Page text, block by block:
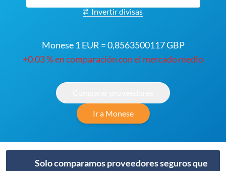
Invertir divisas
Monese 1 EUR = 0,8563500117 GBP
+0.03 % en comparación con el mercado medio
Ir a Monese
Solo comparamos proveedores seguros que